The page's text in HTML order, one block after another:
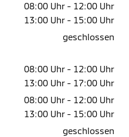
08:00 Uhr - 12:00 Uhr
13:00 Uhr - 15:00 Uhr
geschlossen
08:00 Uhr - 12:00 Uhr
13:00 Uhr - 17:00 Uhr
08:00 Uhr - 12:00 Uhr
13:00 Uhr - 15:00 Uhr
geschlossen